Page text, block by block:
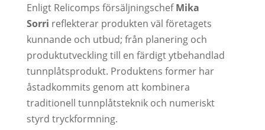
Enligt Relicomps försäljningschefMika
Sorri reflekterar produkten väl företagets
kunnande och utbud; från planering och
produktutveckling till en färdigt ytbehandlad
tunnplåtsprodukt. Produktens former har
åstadkommits genom att kombinera
traditionell tunnplåtsteknik och numeriskt
styrd tryckformning.